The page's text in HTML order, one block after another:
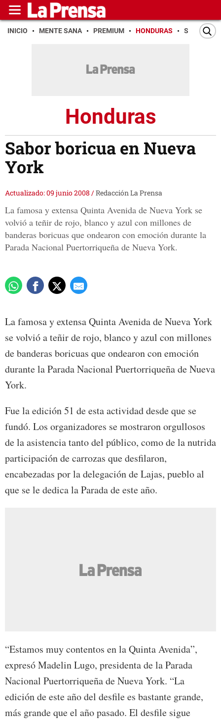
INICIO MENTE SANA PREMIUM HONDURAS SAN PEDRO
Honduras
Sabor boricua en Nueva
York
Actualizado: 09 junio 2008 /Redacción La Prensa
La famosa y extensa Quinta Avenida de Nueva York se
volvió a teñir de rojo, blanco y azul con millones de
banderas boricuas que ondearon con emoción durante la
Parada Nacional Puertorriqueña de Nueva York.
La famosa y extensa Quinta Avenida de Nueva York
se volvió a teñir de rojo, blanco y azul con millones
de banderas boricuas que ondearon con emoción
durante la Parada Nacional Puertorriqueña de Nueva
York.
Fue la edición 51 de esta actividad desde que se
fundó. Los organizadores se mostraron orgullosos
de la asistencia tanto del público, como de la nutrida
participación de carrozas que desfilaron,
encabezadas por la delegación de Lajas, pueblo al
que se le dedica la Parada de este año.
“Estamos muy contentos en la Quinta Avenida”,
expresó Madelin Lugo, presidenta de la Parada
Nacional Puertorriqueña de Nueva York. “La
edición de este año del desfile es bastante grande,
más grande que el año pasado. El desfile sigue